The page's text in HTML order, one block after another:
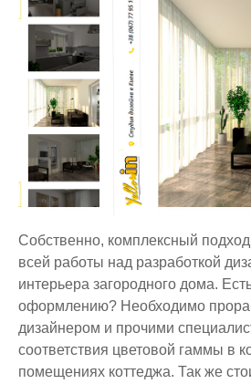
Собственно, комплексный
всей работы над разработкой
интерьера загородного дома.
оформлению? Необходимо
дизайнером и прочими
соответствия цветовой гаммы в
помещениях коттеджа. Так же